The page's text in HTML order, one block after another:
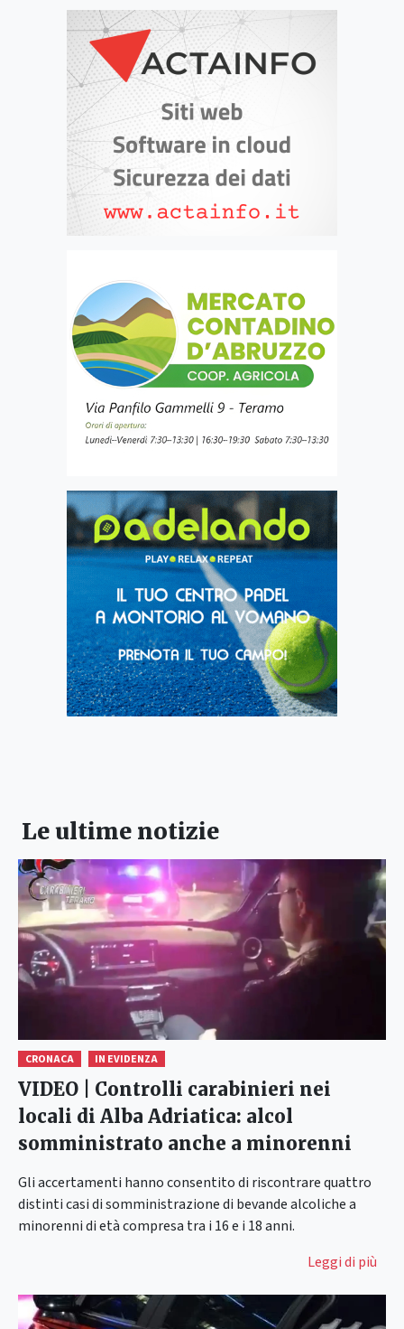
Le ultime notizie
CRONACA IN EVIDENZA
VIDEO | Controlli carabinieri nei
locali di Alba Adriatica: alcol
somministrato anche a minorenni
Gli accertamenti hanno consentito di riscontrare quattro
distinti casi di somministrazione di bevande alcoliche a
minorenni di età compresa tra i 16 e i 18 anni.
Leggi di più